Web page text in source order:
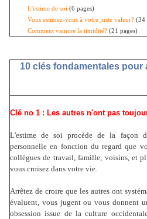
L'estime de soi (6 pages)
Vous estimez-vous à votre juste valeur? (34
Comment vaincre la timidité? (21 pages)
10 clés fondamentales
Clé no 1 : Les autres n'ont pas
L'estime de soi procède de la façon
personnelle en fonction du regard que
collègues de travail, famille, voisins, et
vous croisez dans votre vie.
Arrêtez de croire que les autres ont
évaluent, vous jugent ou vous donnent
obsession issue de la culture